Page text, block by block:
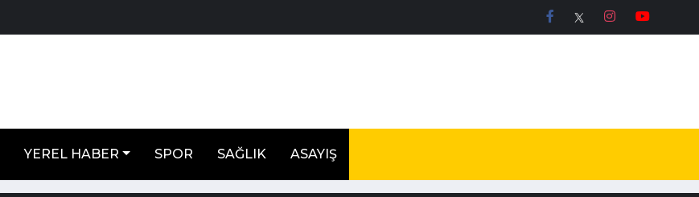
YEREL HABER SPOR SAĞLIK ASAYIŞ